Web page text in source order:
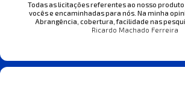
Todas as licitações referentes ao nosso
vocês e encaminhadas para nós. Na minha
Abrangência, cobertura, facilidade nas
Ricardo Machado Ferreira